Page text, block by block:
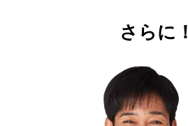
さらに！